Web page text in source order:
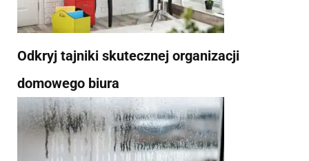
Odkryj tajniki skutecznej organizacji
domowego biura